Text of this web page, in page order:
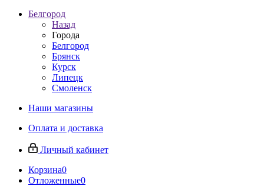
Белгород
Назад
Города
Белгород
Брянск
Курск
Липецк
Смоленск
Наши магазины
Оплата и доставка
Личный кабинет
Корзина0
Отложенные0